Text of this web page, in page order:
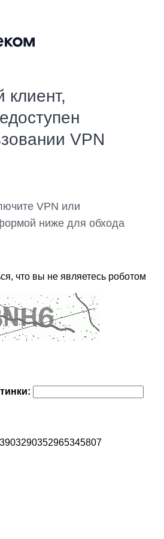
VPN
VPN или
ниже для обхода
что вы не являетесь роботом